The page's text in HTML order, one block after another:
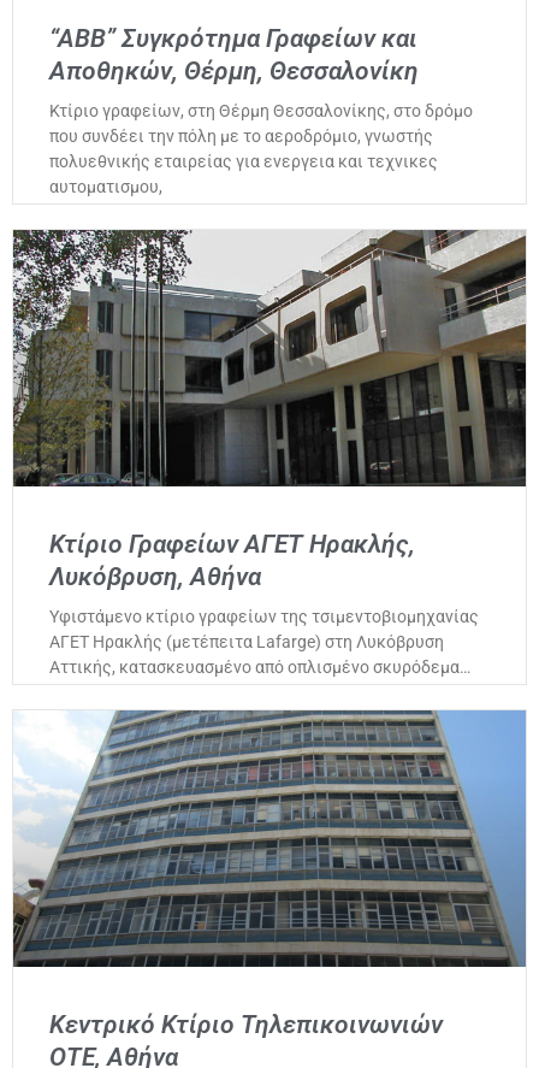
“ABB” Συγκρότημα Γραφείων και
Αποθηκών, Θέρμη, Θεσσαλονίκη
Κτίριο γραφείων, στη Θέρμη Θεσσαλονίκης, στο δρόμο
που συνδέει την πόλη με το αεροδρόμιο, γνωστής
πολυεθνικής εταιρείας για ενεργεια και τεχνικες
αυτοματισμου,
Κτίριο Γραφείων ΑΓΕΤ Ηρακλής,
Λυκόβρυση, Αθήνα
Υφιστάμενο κτίριο γραφείων της τσιμεντοβιομηχανίας
ΑΓΕΤ Ηρακλής (μετέπειτα Lafarge) στη Λυκόβρυση
Αττικής, κατασκευασμένο από οπλισμένο σκυρόδεμα…
Κεντρικό Κτίριο Τηλεπικοινωνιών
ΟΤΕ, Αθήνα